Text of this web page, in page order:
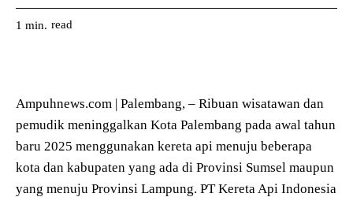
1 min. read
Ampuhnews.com | Palembang, – Ribuan wisatawan dan
pemudik meninggalkan Kota Palembang pada awal tahun
baru 2025 menggunakan kereta api menuju beberapa
kota dan kabupaten yang ada di Provinsi Sumsel maupun
yang menuju Provinsi Lampung. PT Kereta Api Indonesia